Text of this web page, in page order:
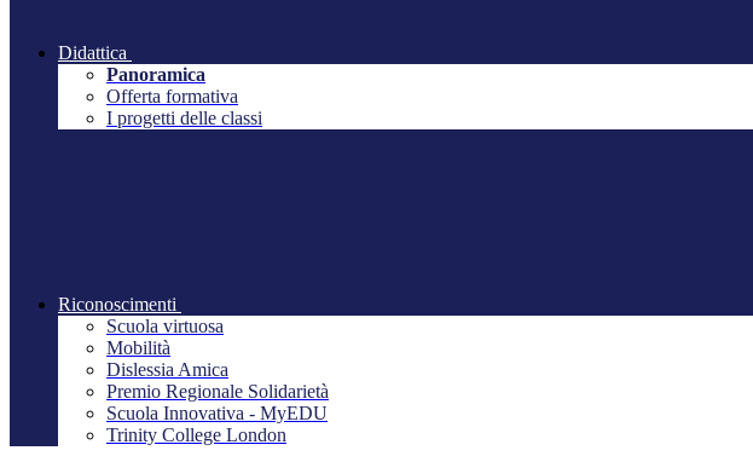
Didattica
Panoramica
Offerta formativa
I progetti delle classi
Riconoscimenti
Scuola virtuosa
Mobilità
Dislessia Amica
Premio Regionale Solidarietà
Scuola Innovativa - MyEDU
Trinity College London